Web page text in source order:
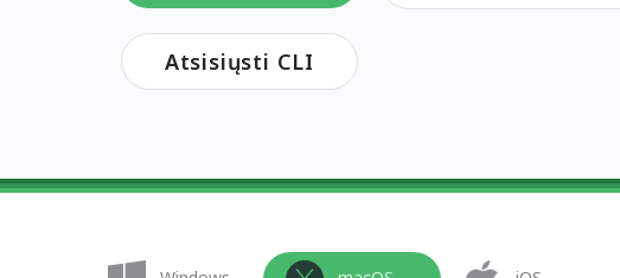
Atsisiųsti CLI